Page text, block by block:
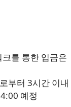
를 통한 입금은
부터 3시간 이내
예정